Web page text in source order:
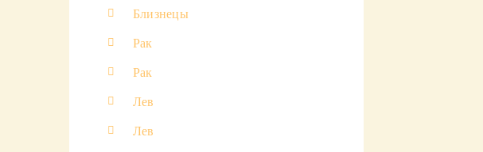
Близнецы
Рак
Рак
Лев
Лев